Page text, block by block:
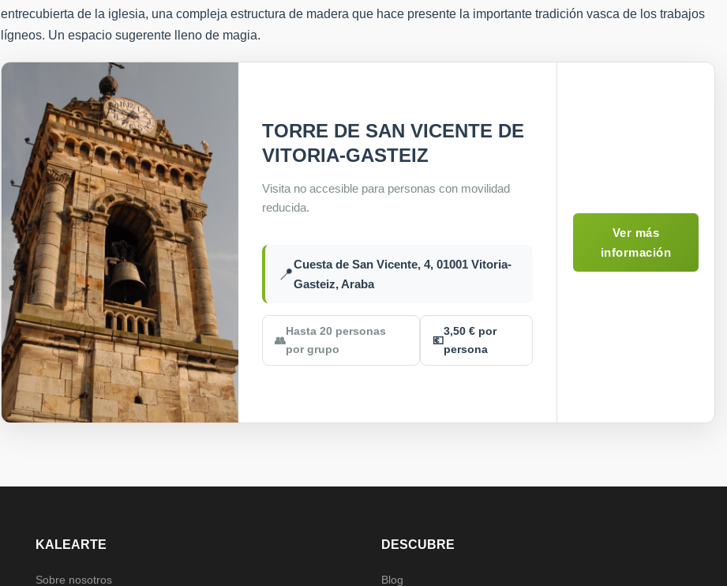
entrecubierta de la iglesia, una compleja estructura de madera que hace presente la importante tradición vasca de los trabajos
lígneos. Un espacio sugerente lleno de magia.
TORRE DE SAN VICENTE DE
VITORIA-GASTEIZ
Visita no accesible para personas con movilidad
reducida.
📍
Cuesta de San Vicente, 4, 01001 Vitoria-
Gasteiz, Araba
👥
Hasta 20 personas
por grupo
💶
3,50 € por
persona
Ver más
información
KALEARTE
Sobre nosotros
DESCUBRE
Blog